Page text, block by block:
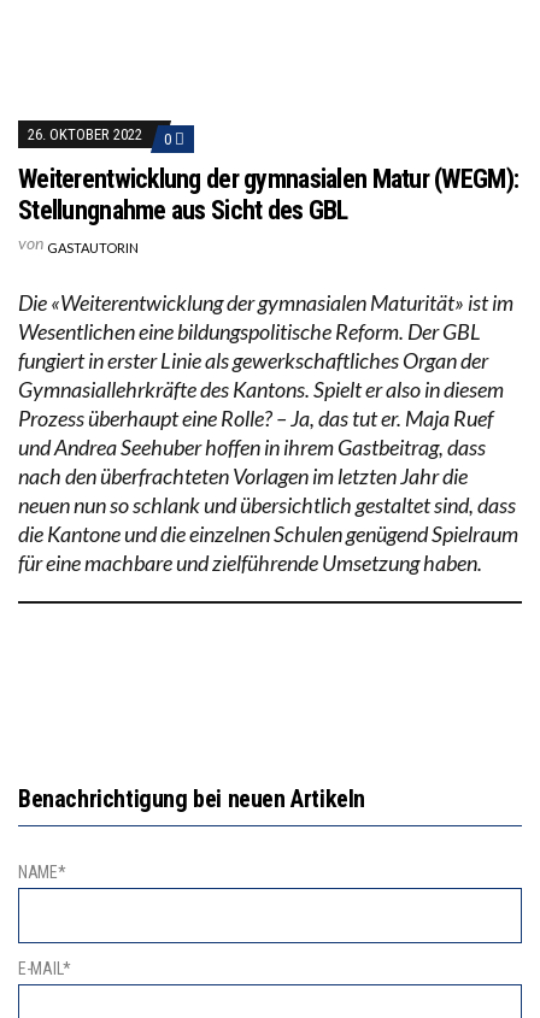
26. OKTOBER 2022 0
Weiterentwicklung der gymnasialen Matur (WEGM):
Stellungnahme aus Sicht des GBL
von GASTAUTORIN
Die «Weiterentwicklung der gymnasialen Maturität» ist im
Wesentlichen eine bildungspolitische Reform. Der GBL
fungiert in erster Linie als gewerkschaftliches Organ der
Gymnasiallehrkräfte des Kantons. Spielt er also in diesem
Prozess überhaupt eine Rolle? – Ja, das tut er. Maja Ruef
und Andrea Seehuber hoffen in ihrem Gastbeitrag, dass
nach den überfrachteten Vorlagen im letzten Jahr die
neuen nun so schlank und übersichtlich gestaltet sind, dass
die Kantone und die einzelnen Schulen genügend Spielraum
für eine machbare und zielführende Umsetzung haben.
Benachrichtigung bei neuen Artikeln
NAME*
E-MAIL*